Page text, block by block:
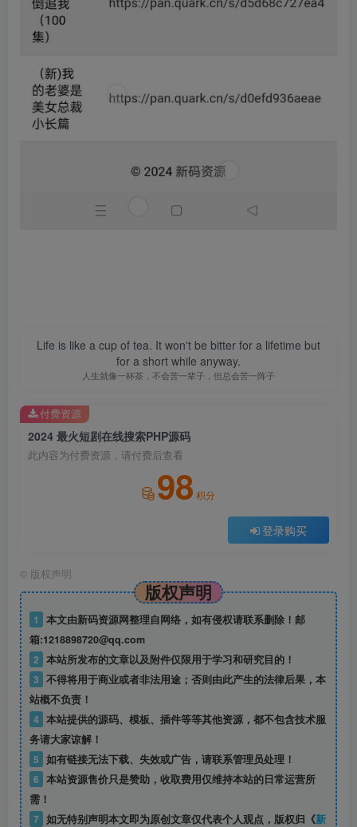
Life is like a cup of tea. It won't be bitter for a lifetime but
for a short while anyway.
人生就像一杯茶，不会苦一辈子，但总会苦一阵子
2024 最火短剧在线搜索PHP源码
此内容为付费资源，请付费后查看
98 积分
登录购买
付费资源
© 版权声明
版权声明
1
本文由新码资源网整理自网络，如有侵权请联系删除！邮
箱:1218898720@qq.com
2 本站所发布的文章以及附件仅限用于学习和研究目的！
3
站概不负责！
4 本站提供的源码、模板、插件等等其他资源，都不包含技术服
务请大家谅解！
5 如有链接无法下载、失效或广告，请联系管理员处理！
6 本站资源售价只是赞助，收取费用仅维持本站的日常运营所
需！
7 如无特别声明本文即为原创文章仅代表个人观点，版权归《新